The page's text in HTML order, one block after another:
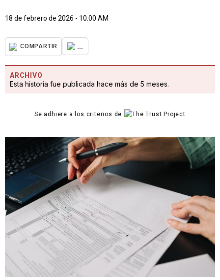
18 de febrero de 2026 - 10:00 AM
COMPARTIR ...
ARCHIVO
Esta historia fue publicada hace más de 5 meses.
Se adhiere a los criterios de